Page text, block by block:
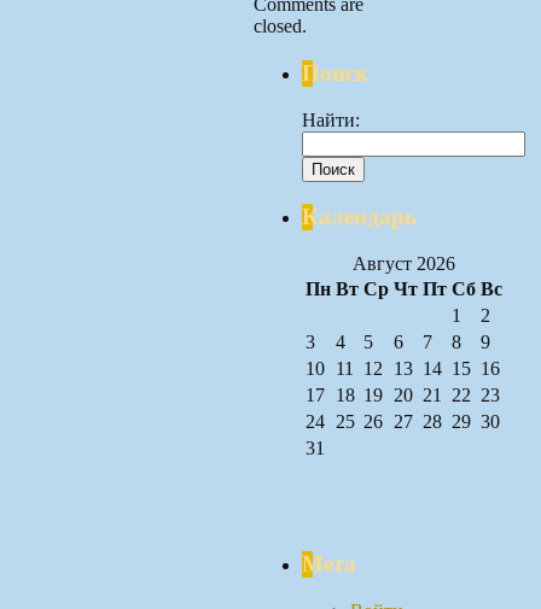
Comments are
closed.
Поиск
Найти:
Календарь
Август 2026
Пн Вт Ср Чт Пт Сб Вс
1
2
3
4 5 6 7 8
9
10 11 12 13 14 15 16
17 18 19 20 21 22 23
24 25 26 27 28 29 30
31
Мета